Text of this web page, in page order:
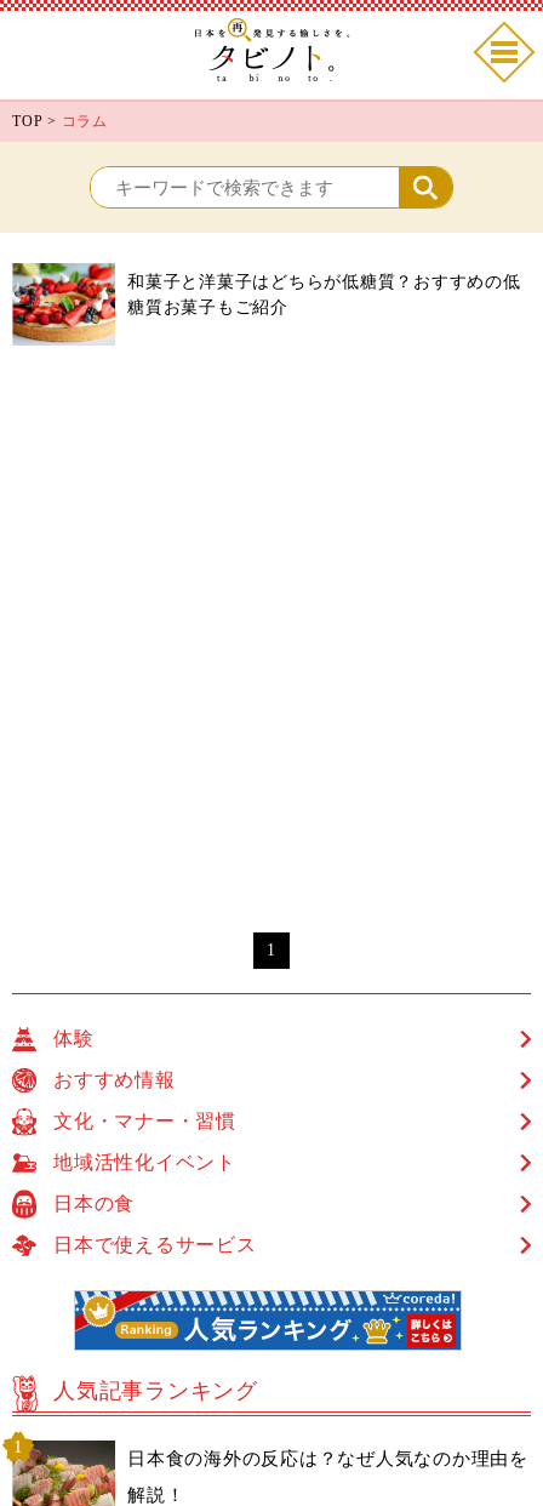
TOP > コラム
和菓子と洋菓子はどちらが低糖質？おすすめの低
糖質お菓子もご紹介
1
体験
おすすめ情報
文化・マナー・習慣
地域活性化イベント
日本の食
日本で使えるサービス
人気記事ランキング
日本食の海外の反応は？なぜ人気なのか理由を
解説！